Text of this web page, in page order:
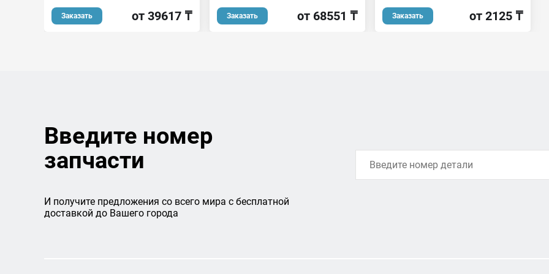
Заказать от 39617 ₸ Заказать от 68551 ₸ Заказать от 2125 ₸
Введите номер
запчасти
И получите предложения со всего мира с бесплатной
доставкой до Вашего города